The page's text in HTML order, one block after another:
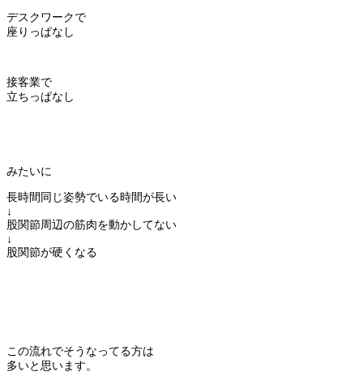
デスクワークで
座りっぱなし
接客業で
立ちっぱなし
みたいに
長時間同じ姿勢でいる時間が長い
↓
股関節周辺の筋肉を動かしてない
↓
股関節が硬くなる
この流れでそうなってる方は
多いと思います。